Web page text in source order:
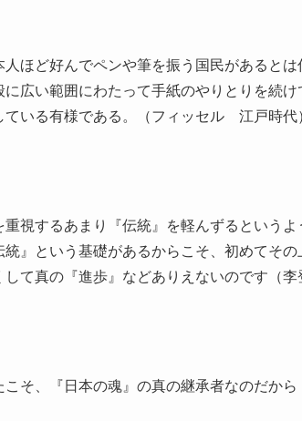
人ほど好んでペンや筆を振う国民があると
に広い範囲にわたって手紙のやりとりを続
ている有様である。（フィッセル 江戸時代
重視するあまり『伝統』を軽んずるという
統』という基礎があるからこそ、初めてそ
して真の『進歩』などありえないのです（李
こそ、『日本の魂』の真の継承者なのだから